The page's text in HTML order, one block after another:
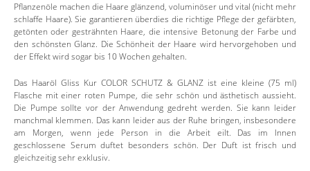
Pflanzenöle machen die Haare glänzend, voluminöser und vital (nicht mehr
schlaffe Haare). Sie garantieren überdies die richtige Pflege der gefärbten,
getönten oder gesträhnten Haare, die intensive Betonung der Farbe und
den schönsten Glanz. Die Schönheit der Haare wird hervorgehoben und
der Effekt wird sogar bis 10 Wochen gehalten.
Das Haaröl Gliss Kur COLOR SCHUTZ & GLANZ ist eine kleine (75 ml)
Flasche mit einer roten Pumpe, die sehr schön und ästhetisch aussieht.
Die Pumpe sollte vor der Anwendung gedreht werden. Sie kann leider
manchmal klemmen. Das kann leider aus der Ruhe bringen, insbesondere
am Morgen, wenn jede Person in die Arbeit eilt. Das im Innen
geschlossene Serum duftet besonders schön. Der Duft ist frisch und
gleichzeitig sehr exklusiv.